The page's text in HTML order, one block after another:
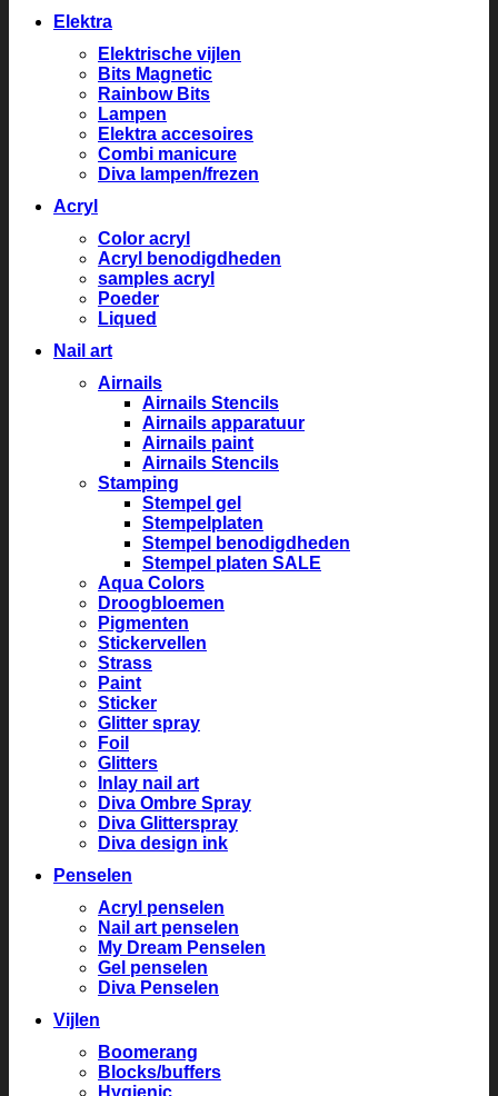
Elektra
Elektrische vijlen
Bits Magnetic
Rainbow Bits
Lampen
Elektra accesoires
Combi manicure
Diva lampen/frezen
Acryl
Color acryl
Acryl benodigdheden
samples acryl
Poeder
Liqued
Nail art
Airnails
Airnails Stencils
Airnails apparatuur
Airnails paint
Airnails Stencils
Stamping
Stempel gel
Stempelplaten
Stempel benodigdheden
Stempel platen SALE
Aqua Colors
Droogbloemen
Pigmenten
Stickervellen
Strass
Paint
Sticker
Glitter spray
Foil
Glitters
Inlay nail art
Diva Ombre Spray
Diva Glitterspray
Diva design ink
Penselen
Acryl penselen
Nail art penselen
My Dream Penselen
Gel penselen
Diva Penselen
Vijlen
Boomerang
Blocks/buffers
Hygienic